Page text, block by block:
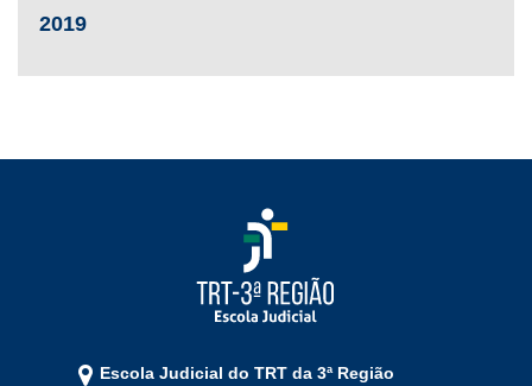
2019
Escola Judicial do TRT da 3ª Região